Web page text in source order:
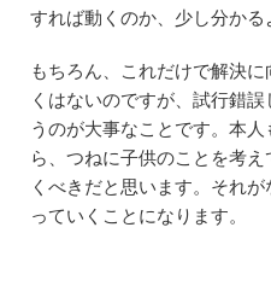
すれば動くのか、少し分かる
もちろん、これだけで解決
くはないのですが、試行錯
うのが大事なことです。本
ら、つねに子供のことを考
くべきだと思います。それ
っていくことになります。